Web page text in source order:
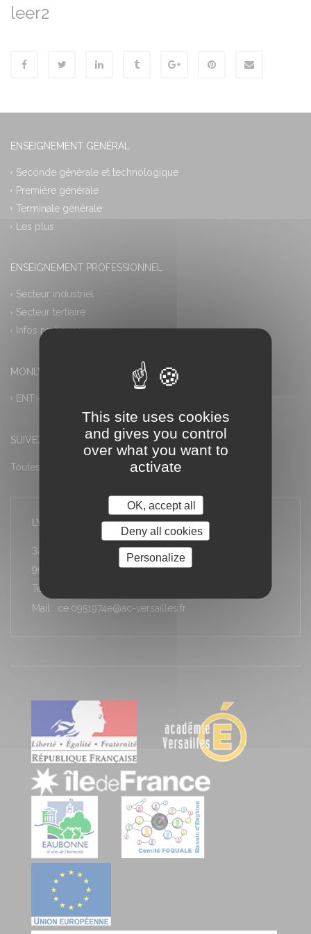
leer2
ENSEIGNEMENT GÉNÉRAL
Seconde générale et technologique
Première générale
Terminale générale
Les plus
ENSEIGNEMENT PROFESSIONNEL
Secteur industriel
Secteur tertiaire
Infos pratiques
MONLYCEE.NET (ENT) – PRONOTE
ENT – Accès à PRONOTE
SUIVEZ-NOUS
Toutes les actualités
LYCÉE LOUIS ARMAND
32 rue Stéphane Proust
95600 Eaubonne
Téléphone : 01 34 06 10 30
Mail : ce.0951974e@ac-versailles.fr
This site uses cookies
and gives you control
over what you want to
activate
OK, accept all
Deny all cookies
Personalize